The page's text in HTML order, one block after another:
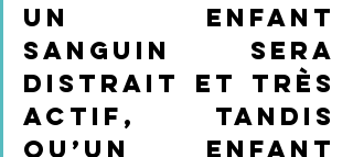
Un enfant
sanguin sera
distrait et très
actif, tandis
qu’un enfant